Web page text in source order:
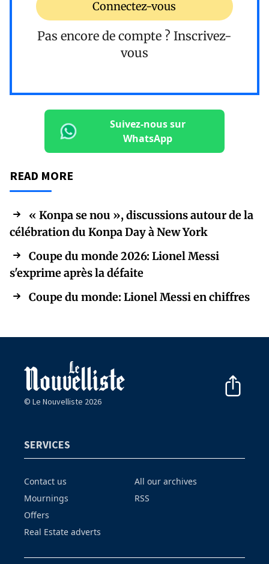
Connectez-vous
Pas encore de compte ? Inscrivez-
vous
Suivez-nous sur
WhatsApp
READ MORE
« Konpa se nou », discussions autour de la
célébration du Konpa Day à New York
Coupe du monde 2026: Lionel Messi
s'exprime après la défaite
Coupe du monde: Lionel Messi en chiffres
© Le Nouvelliste 2026
SERVICES
Contact us
Mournings
Offers
Real Estate adverts
All our archives
RSS